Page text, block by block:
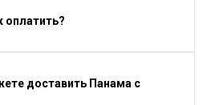
оплатить?
доставить Панама с